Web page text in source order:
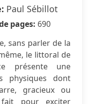
Paul Sébillot
pages: 690
sans parler de la
le littoral de
présente une
physiques dont
gracieux ou
pour exciter